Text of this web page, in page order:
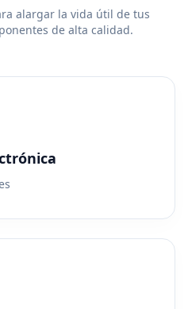
alargar la vida útil de tus
de alta calidad.